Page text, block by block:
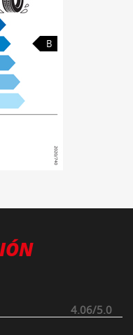
B
4.06/5.0